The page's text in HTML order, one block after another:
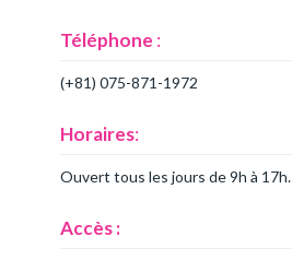
Téléphone :
(+81) 075-871-1972
Horaires:
Ouvert tous les jours de 9h à 17h.
Accès :